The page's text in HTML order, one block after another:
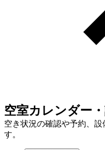
空室カレンダー
空き状況の確認や予約、
す。